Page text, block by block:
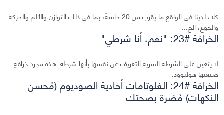
كلا، لدينا في الواقع ما يقرب من 20 حاسةً، بما في ذلك التوازن والألم والحركة
والجوع، الخ...
الخرافة #23: "نعم، أنا شرطي"
لا يتعين على الشرطة السرية التعريف عن نفسها بأنها شرطة. هذه مجرد خرافةٍ
صنعتها هوليوود.
الخرافة #24: الغلوتامات أحادية الصوديوم (مُحسن
النكهات) مُضرة بصحتك